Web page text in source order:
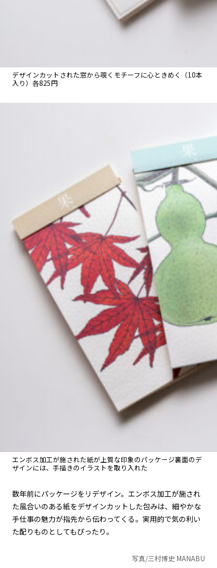
デザインカットされた窓から覗くモチーフに心ときめく（10本
入り）各825円
エンボス加工が施された紙が上質な印象のパッケージ裏面のデ
ザインには、手描きのイラストを取り入れた
数年前にパッケージをリデザイン。エンボス加工が施され
た風合いのある紙をデザインカットした包みは、細やかな
手仕事の魅力が指先から伝わってくる。実用的で気の利い
た配りものとしてもぴったり。
写真/三村博史 MANABU